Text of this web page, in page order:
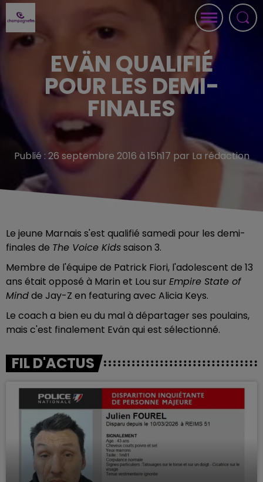
EVÄN QUALIFIÉ
POUR LES DEMI-
FINALES
Publié : 26 septembre 2016 à 15h17 par La rédaction
Le jeune Marnais s'est qualifié samedi pour les demi-
finales de The Voice Kidssaison 3.
Membre de l'équipe de Patrick Fiori, l'adolescent de 13
ans était opposé à Marin et Lou sur Empire State of
Mindde Jay-Z en featuring avec Alicia Keys.
Le coach a bien eu du mal à départager ses poulains,
mais c'est finalement Evän qui est sélectionné.
FIL D'ACTUS